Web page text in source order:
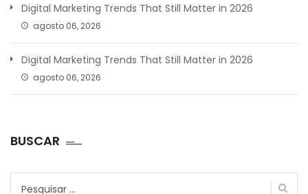
Digital Marketing Trends That Still Matter in 2026
agosto 06, 2026
Digital Marketing Trends That Still Matter in 2026
agosto 06, 2026
BUSCAR